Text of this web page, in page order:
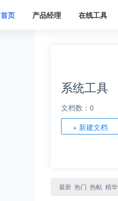
首页 产品经理 在线工具
系统工具
文档数：0
+ 新建文档
最新 热门 热帖 精华